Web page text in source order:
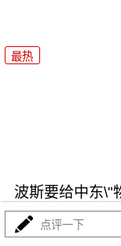
最热
波斯要给中东\"
点评一下